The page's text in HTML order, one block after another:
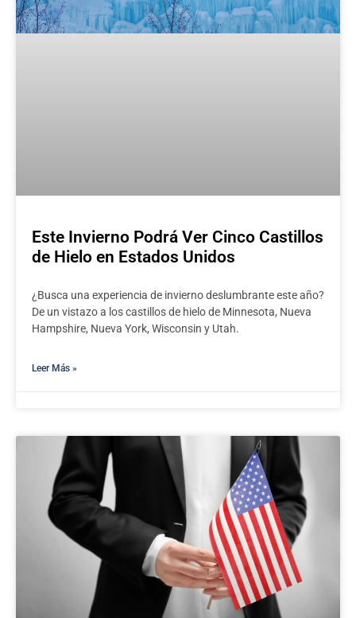
Este Invierno Podrá Ver Cinco Castillos
de Hielo en Estados Unidos
¿Busca una experiencia de invierno deslumbrante este año?
De un vistazo a los castillos de hielo de Minnesota, Nueva
Hampshire, Nueva York, Wisconsin y Utah.
Leer Más »